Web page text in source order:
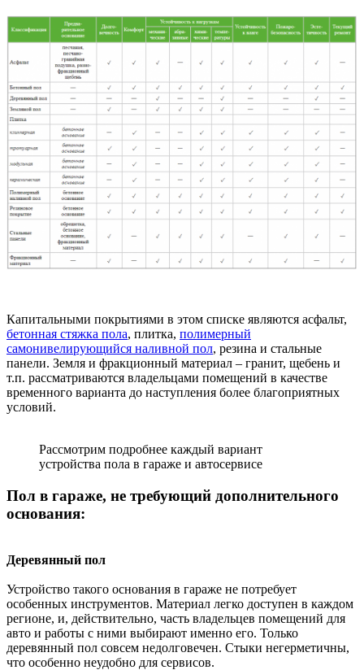
Капитальными покрытиями в этом списке являются асфальт,
бетонная стяжка пола, плитка, полимерный
самонивелирующийся наливной пол, резина и стальные
панели. Земля и фракционный материал – гранит, щебень и
т.п. рассматриваются владельцами помещений в качестве
временного варианта до наступления более благоприятных
условий.
Рассмотрим подробнее каждый вариант
устройства пола в гараже и автосервисе
Пол в гараже, не требующий дополнительного
основания:
Деревянный пол
Устройство такого основания в гараже не потребует
особенных инструментов. Материал легко доступен в каждом
регионе, и, действительно, часть владельцев помещений для
авто и работы с ними выбирают именно его. Только
деревянный пол совсем недолговечен. Стыки негерметичны,
что особенно неудобно для сервисов.